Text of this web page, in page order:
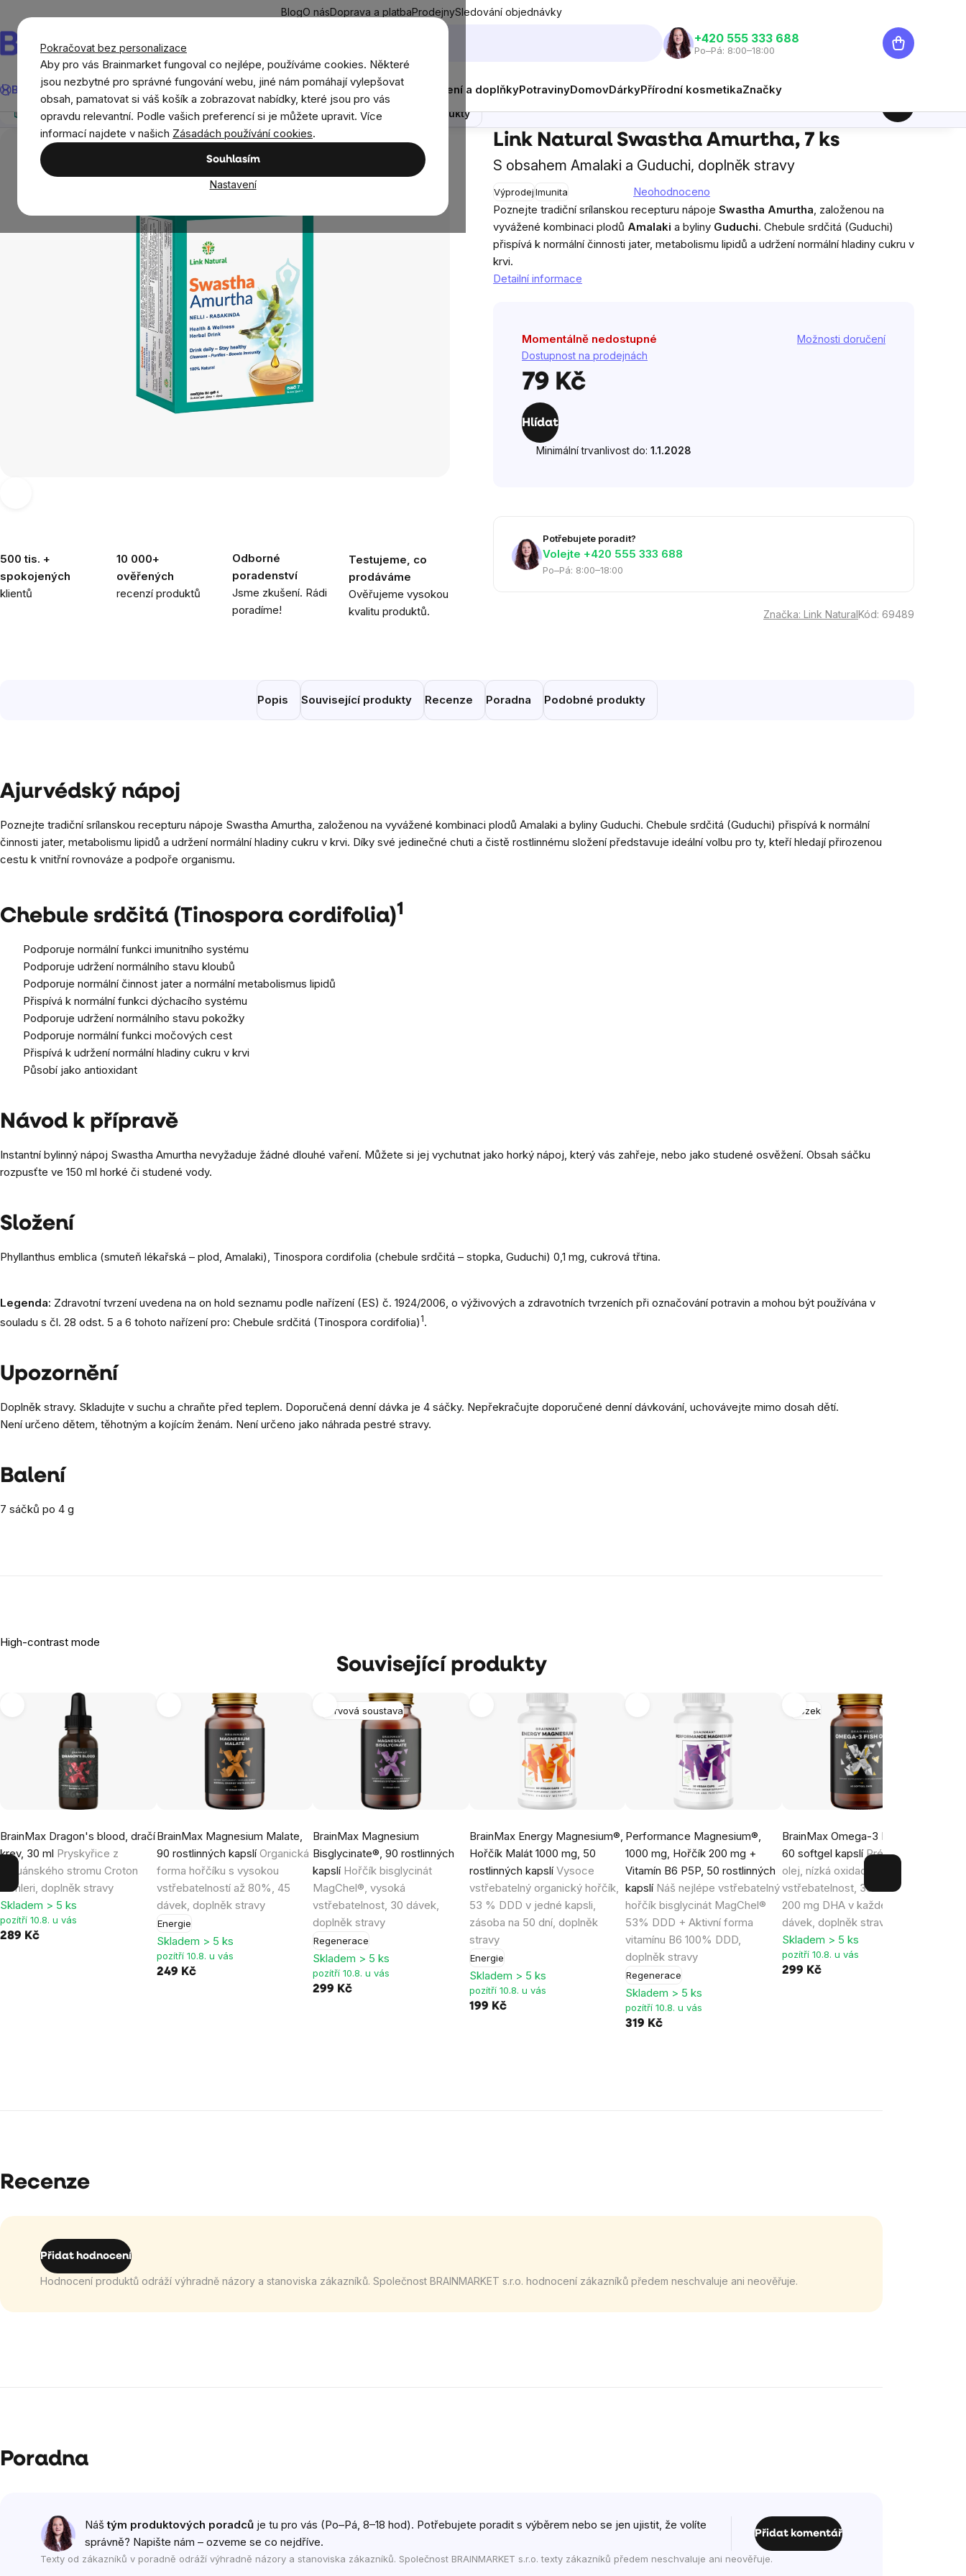
Pokračovat bez personalizace
Aby pro vás Brainmarket fungoval co nejlépe, používáme cookies. Některé
jsou nezbytné pro správné fungování webu, jiné nám pomáhají vylepšovat
obsah, pamatovat si váš košík a zobrazovat nabídky, které jsou pro vás
opravdu relevantní. Podle vašich preferencí si je můžete upravit. Více
informací najdete v našich Zásadách používání cookies.
Souhlasím
Nastavení
obsah
BlogO násDoprava a platbaProdejnySledování objednávky
Hledat
‭+420 555 333 688
Po–Pá: 8:00–18:00
Nákupní
košík
BrainMax® Léto Ušetři CíleDoplňky stravy a výživaNovinkyMužiŽenyDěti Oblečení a doplňkyPotravinyDomovDárkyPřírodní kosmetikaZnačky
Cíle Imunita Bylinky Link Natural Swastha Amurtha, 7 ks
Link Natural Swastha Amurtha, 7 ks
S obsahem Amalaki a Guduchi, doplněk stravy
VýprodejImunita
hodnocení
produktu
je
z
Neohodnoceno
500 tis. +
spokojených
klientů
10 000+
ověřených
recenzí produktů
Odborné
poradenství
Jsme zkušení. Rádi
poradíme!
Testujeme, co
prodáváme
Ověřujeme vysokou
kvalitu produktů.
Poznejte tradiční srílanskou recepturu nápoje Swastha Amurtha, založenou na
vyvážené kombinaci plodů Amalaki a byliny Guduchi. Chebule srdčitá (Guduchi)
přispívá k normální činnosti jater, metabolismu lipidů a udržení normální hladiny cukru v
krvi.
Detailní informace
Momentálně nedostupné
Dostupnost na prodejnách
Možnosti doručení
79 Kč
Hlídat
Minimální trvanlivost do: 1.1.2028
Potřebujete poradit?
Volejte ‭+420 555 333 688
Po–Pá: 8:00–18:00
Značka: Link NaturalKód: 69489
Popis Související produkty Recenze Poradna Podobné produkty
Link Natural Swastha Amurtha, 7 ks
Přehled Popis Související produkty Recenze Poradna Podobné produkty
Měrná cena:
Ajurvédský nápoj
Poznejte tradiční srílanskou recepturu nápoje Swastha Amurtha, založenou na vyvážené kombinaci plodů Amalaki a byliny Guduchi. Chebule srdčitá (Guduchi) přispívá k normální
činnosti jater, metabolismu lipidů a udržení normální hladiny cukru v krvi. Díky své jedinečné chuti a čistě rostlinnému složení představuje ideální volbu pro ty, kteří hledají přirozenou
cestu k vnitřní rovnováze a podpoře organismu.
Chebule srdčitá (Tinospora cordifolia)1
Podporuje normální funkci imunitního systému
Podporuje udržení normálního stavu kloubů
Podporuje normální činnost jater a normální metabolismus lipidů
Přispívá k normální funkci dýchacího systému
Podporuje udržení normálního stavu pokožky
Podporuje normální funkci močových cest
Přispívá k udržení normální hladiny cukru v krvi
Působí jako antioxidant
Návod k přípravě
Instantní bylinný nápoj Swastha Amurtha nevyžaduje žádné dlouhé vaření. Můžete si jej vychutnat jako horký nápoj, který vás zahřeje, nebo jako studené osvěžení. Obsah sáčku
rozpusťte ve 150 ml horké či studené vody.
Složení
Phyllanthus emblica (smuteň lékařská – plod, Amalaki), Tinospora cordifolia (chebule srdčitá – stopka, Guduchi) 0,1 mg, cukrová třtina.
Legenda: Zdravotní tvrzení uvedena na on hold seznamu podle nařízení (ES) č. 1924/2006, o výživových a zdravotních tvrzeních při označování potravin a mohou být používána v
souladu s čl. 28 odst. 5 a 6 tohoto nařízení pro: Chebule srdčitá (Tinospora cordifolia) 1.
Upozornění
Doplněk stravy. Skladujte v suchu a chraňte před teplem. Doporučená denní dávka je 4 sáčky. Nepřekračujte doporučené denní dávkování, uchovávejte mimo dosah dětí.
Není určeno dětem, těhotným a kojícím ženám. Není určeno jako náhrada pestré stravy.
Balení
7 sáčků po 4 g
High-contrast mode
Související produkty
BrainMax Dragon's blood, dračí
krev, 30 ml Pryskyřice z
peruánského stromu Croton
lechleri, doplněk stravy
Skladem > 5 ks
pozítří 10.8. u vás
289 Kč
BrainMax Magnesium Malate,
90 rostlinných kapslí Organická
forma hořčíku s vysokou
vstřebatelností až 80%, 45
dávek, doplněk stravy
Energie
Skladem > 5 ks
pozítří 10.8. u vás
249 Kč
Nervová soustava
BrainMax Magnesium
Bisglycinate®, 90 rostlinných
kapslí Hořčík bisglycinát
MagChel®, vysoká
vstřebatelnost, 30 dávek,
doplněk stravy
Regenerace
Skladem > 5 ks
pozítří 10.8. u vás
299 Kč
BrainMax Energy Magnesium®,
Hořčík Malát 1000 mg, 50
rostlinných kapslí Vysoce
vstřebatelný organický hořčík,
53 % DDD v jedné kapsli,
zásoba na 50 dní, doplněk
stravy
Energie
Skladem > 5 ks
pozítří 10.8. u vás
199 Kč
Performance Magnesium®,
1000 mg, Hořčík 200 mg +
Vitamín B6 P5P, 50 rostlinných
kapslí Náš nejlépe vstřebatelný
hořčík bisglycinát MagChel®
53% DDD + Aktivní forma
vitamínu B6 100% DDD,
doplněk stravy
Regenerace
Skladem > 5 ks
pozítří 10.8. u vás
319 Kč
Mozek
BrainMax Omega-3 Fish Oil®,
60 softgel kapslí Prémiový rybí
olej, nízká oxidace, vysoká
vstřebatelnost, 300 mg EPA a
200 mg DHA v každé kapsli, 30
dávek, doplněk stravy
Skladem > 5 ks
pozítří 10.8. u vás
299 Kč
Recenze
Přidat hodnocení
Hodnocení produktů odráží výhradně názory a stanoviska zákazníků. Společnost BRAINMARKET s.r.o. hodnocení zákazníků předem neschvaluje ani neověřuje.
Poradna
Náštým produktových poradců je tu pro vás (Po–Pá, 8–18 hod). Potřebujete poradit s výběrem nebo se jen ujistit, že volíte
správně? Napište nám – ozveme se co nejdříve.
Přidat komentář
Texty od zákazníků v poradně odráží výhradně názory a stanoviska zákazníků. Společnost BRAINMARKET s.r.o. texty zákazníků předem neschvaluje ani neověřuje.